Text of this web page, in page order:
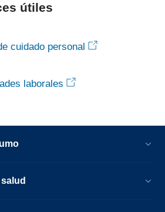
útiles
cuidado personal
laborales